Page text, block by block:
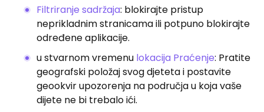
Filtriranje sadržaja: blokirajte pristup
neprikladnim stranicama ili potpuno blokirajte
određene aplikacije.
u stvarnom vremenu lokacija Praćenje: Pratite
geografski položaj svog djeteta i postavite
geookvir upozorenja na područja u koja vaše
dijete ne bi trebalo ići.